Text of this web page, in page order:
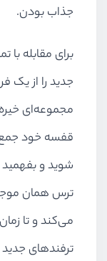
جذاب بودن.
برای مقابله
جدید را از یک
مجموعه‌ای
قفسه خود جمع
شوید و
ترس همان
می‌کند و تا
ترفندهای جدید